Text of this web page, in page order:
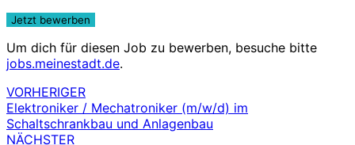
Um dich für diesen Job zu bewerben, besuche bitte
jobs.meinestadt.de.
Beitragsnavigation
VORHERIGER
Elektroniker / Mechatroniker (m/w/d) im
Schaltschrankbau und Anlagenbau
NÄCHSTER